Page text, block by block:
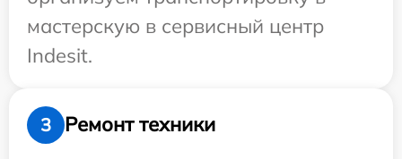
мастерскую в сервисный центр
Indesit.
3
Ремонт техники